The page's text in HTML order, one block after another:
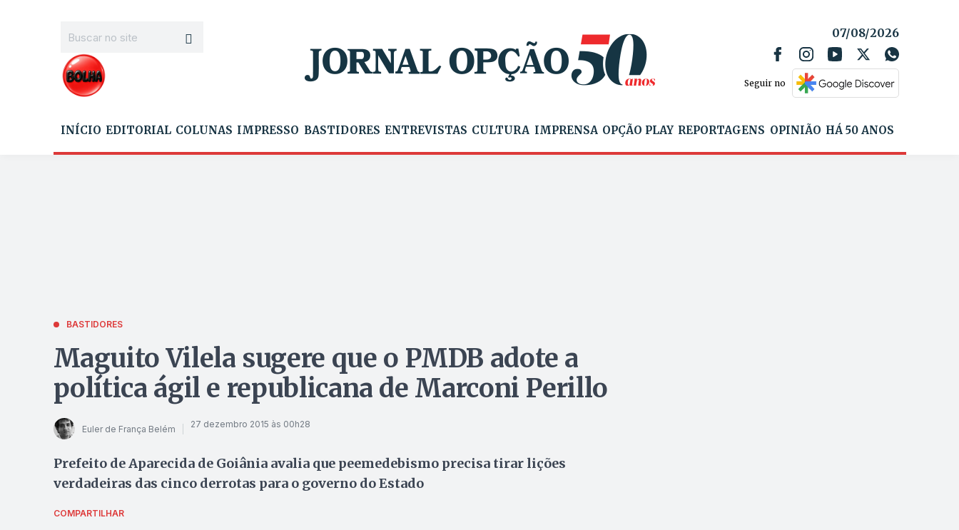
07/08/2026
Seguir no
INÍCIO EDITORIAL COLUNAS IMPRESSO BASTIDORES ENTREVISTAS CULTURA IMPRENSA OPÇÃO PLAY REPORTAGENS OPINIÃO HÁ 50 ANOS
BASTIDORES
Maguito Vilela sugere que o PMDB adote a
política ágil e republicana de Marconi Perillo
Euler de França Belém 27 dezembro 2015 às 00h28
Prefeito de Aparecida de Goiânia avalia que peemedebismo precisa tirar lições
verdadeiras das cinco derrotas para o governo do Estado
COMPARTILHAR